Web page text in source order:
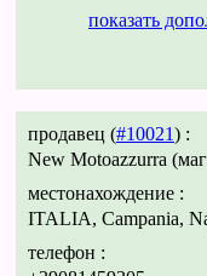
показать
продавец (#10021) :
New Motoazzurra
местонахождение :
ITALIA, Campania,
телефон :